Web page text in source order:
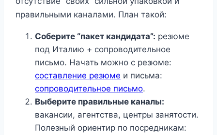
правильными каналами. План такой:
Соберите “пакет кандидата”: резюме
под Италию + сопроводительное
письмо. Начать можно с резюме:
составление резюме и письма:
сопроводительное письмо.
Выберите правильные каналы:
вакансии, агентства, центры занятости.
Полезный ориентир по посредникам: